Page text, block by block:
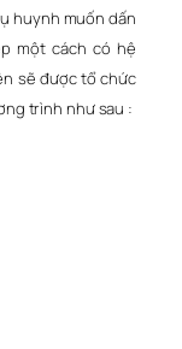
huynh muốn dấn
một cách có hệ
sẽ được tổ chức
trình như sau :